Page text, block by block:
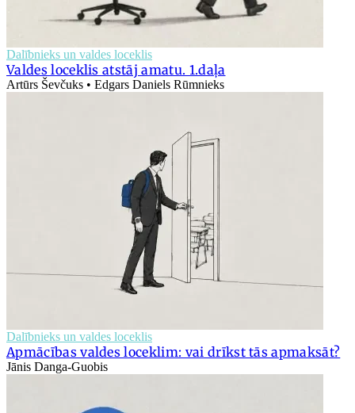
Dalībnieks un valdes loceklis
Valdes loceklis atstāj amatu. 1.daļa
Artūrs Ševčuks • Edgars Daniels Rūmnieks
Dalībnieks un valdes loceklis
Apmācības valdes loceklim: vai drīkst tās apmaksāt?
Jānis Danga-Guobis